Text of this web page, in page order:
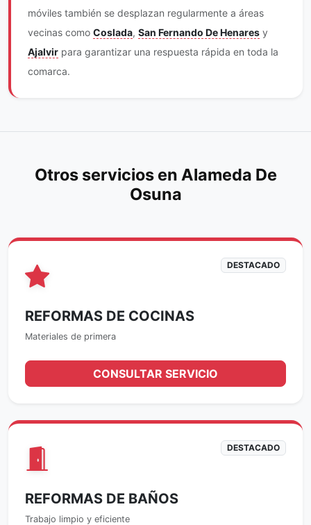
móviles también se desplazan regularmente a áreas
vecinas como Coslada, San Fernando De Henares y
Ajalvir para garantizar una respuesta rápida en toda la
comarca.
Otros servicios en Alameda De
Osuna
DESTACADO
REFORMAS DE COCINAS
Materiales de primera
CONSULTAR SERVICIO
DESTACADO
REFORMAS DE BAÑOS
Trabajo limpio y eficiente